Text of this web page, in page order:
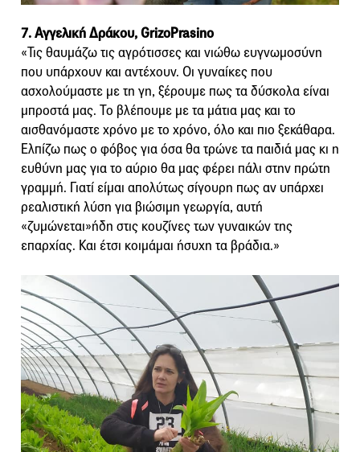
7. Αγγελική Δράκου, GrizoPrasino
«Τις θαυμάζω τις αγρότισσες και νιώθω ευγνωμοσύνη
που υπάρχουν και αντέχουν. Οι γυναίκες που
ασχολούμαστε με τη γη, ξέρουμε πως τα δύσκολα είναι
μπροστά μας. Το βλέπουμε με τα μάτια μας και το
αισθανόμαστε χρόνο με το χρόνο, όλο και πιο ξεκάθαρα.
Ελπίζω πως ο φόβος για όσα θα τρώνε τα παιδιά μας κι η
ευθύνη μας για το αύριο θα μας φέρει πάλι στην πρώτη
γραμμή. Γιατί είμαι απολύτως σίγουρη πως αν υπάρχει
ρεαλιστική λύση για βιώσιμη γεωργία, αυτή
«ζυμώνεται»ήδη στις κουζίνες των γυναικών της
επαρχίας. Και έτσι κοιμάμαι ήσυχη τα βράδια.»